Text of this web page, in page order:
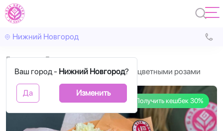
Нижний Новгород
Ваш город - Нижний Новгород?
Да Изменить
Главная
Букеты
Букет с белой гортензией и разноцветными розами
Получить кешбек 30%